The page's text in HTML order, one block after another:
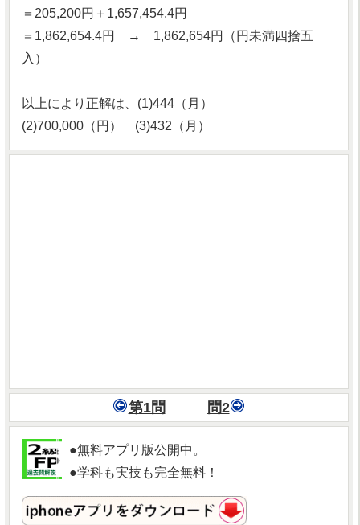
＝205,200円＋1,657,454.4円
＝1,862,654.4円 → 1,862,654円（円未満四捨五
入）
以上により正解は、(1)444（月）
(2)700,000（円） (3)432（月）
第1問 問2
●無料アプリ版公開中。
●学科も実技も完全無料！